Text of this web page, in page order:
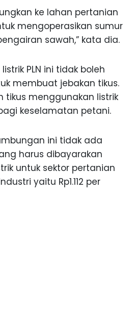
ke lahan pertanian
mengoperasikan sumur
sawah,” kata dia.
PLN ini tidak boleh
membuat jebakan tikus.
tikus menggunakan listrik
keselamatan petani.
ini tidak ada
harus dibayarakan
untuk sektor pertanian
yaitu Rp1.112 per